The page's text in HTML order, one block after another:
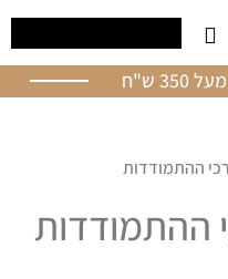
ש"ח
ההתמודדות
ההתמודדות